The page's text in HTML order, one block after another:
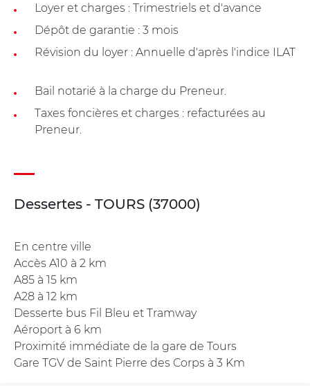
Loyer et charges : Trimestriels et d'avance
Dépôt de garantie : 3 mois
Révision du loyer : Annuelle d'après l'indice ILAT
Bail notarié à la charge du Preneur.
Taxes foncières et charges : refacturées au
Preneur.
Dessertes - TOURS (37000)
En centre ville
Accès A10 à 2 km
A85 à 15 km
A28 à 12 km
Desserte bus Fil Bleu et Tramway
Aéroport à 6 km
Proximité immédiate de la gare de Tours
Gare TGV de Saint Pierre des Corps à 3 Km